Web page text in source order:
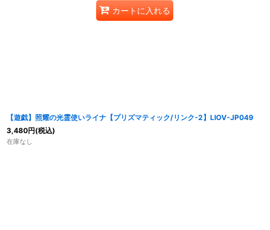
カートに入れる
【遊戯】照耀の光霊使いライナ【プリズマティック/リンク-2】LIOV-JP049
3,480円(税込)
在庫なし